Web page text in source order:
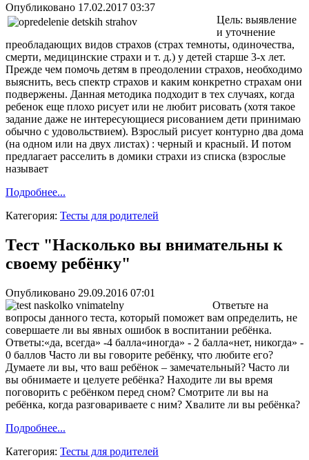
Опубликовано 17.02.2017 03:37
Цель: выявление
и уточнение
преобладающих видов страхов (страх темноты, одиночества,
смерти, медицинские страхи и т. д.) у детей старше 3-х лет.
Прежде чем помочь детям в преодолении страхов, необходимо
выяснить, весь спектр страхов и каким конкретно страхам они
подвержены. Данная методика подходит в тех случаях, когда
ребенок еще плохо рисует или не любит рисовать (хотя такое
задание даже не интересующиеся рисованием дети принимаю
обычно с удовольствием). Взрослый рисует контурно два дома
(на одном или на двух листах) : черный и красный. И потом
предлагает расселить в домики страхи из списка (взрослые
называет
Подробнее...
Категория: Тесты для родителей
Тест "Насколько вы внимательны к
своему ребёнку"
Опубликовано 29.09.2016 07:01
Ответьте на
вопросы данного теста, который поможет вам определить, не
совершаете ли вы явных ошибок в воспитании ребёнка.
Ответы:«да, всегда» -4 балла«иногда» - 2 балла«нет, никогда» -
0 баллов Часто ли вы говорите ребёнку, что любите его?
Думаете ли вы, что ваш ребёнок – замечательный? Часто ли
вы обнимаете и целуете ребёнка? Находите ли вы время
поговорить с ребёнком перед сном? Смотрите ли вы на
ребёнка, когда разговариваете с ним? Хвалите ли вы ребёнка?
Подробнее...
Категория: Тесты для родителей